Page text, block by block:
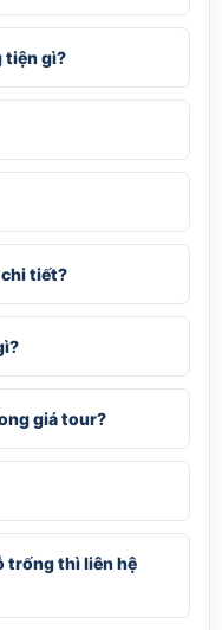
tiện gì?
tiết?
giá tour?
trống thì liên hệ